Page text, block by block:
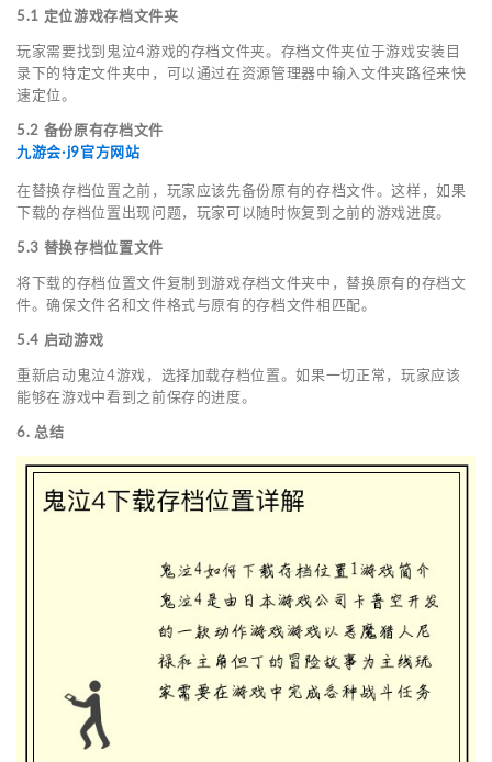
5.1 定位游戏存档文件夹
玩家需要找到鬼泣4游戏的存档文件夹。存档文件夹位于游戏安装目
录下的特定文件夹中，可以通过在资源管理器中输入文件夹路径来快
速定位。
5.2 备份原有存档文件
九游会·j9官方网站
在替换存档位置之前，玩家应该先备份原有的存档文件。这样，如果
下载的存档位置出现问题，玩家可以随时恢复到之前的游戏进度。
5.3 替换存档位置文件
将下载的存档位置文件复制到游戏存档文件夹中，替换原有的存档文
件。确保文件名和文件格式与原有的存档文件相匹配。
5.4 启动游戏
重新启动鬼泣4游戏，选择加载存档位置。如果一切正常，玩家应该
能够在游戏中看到之前保存的进度。
6. 总结